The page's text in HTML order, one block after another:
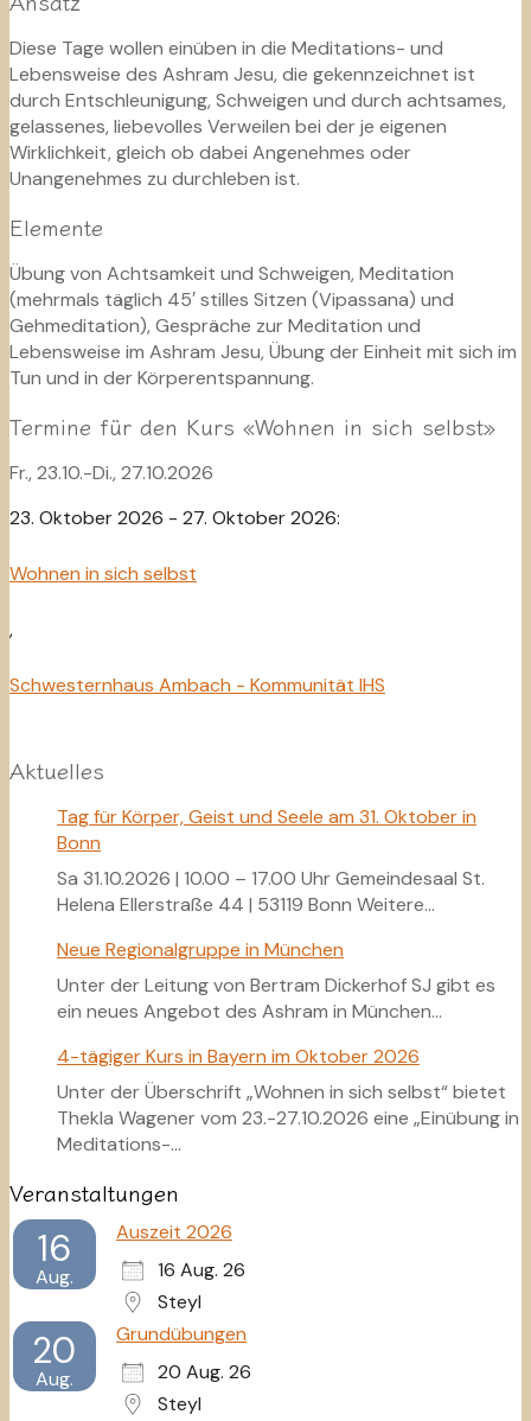
Diese Tage wollen einüben in die Meditations- und
Lebensweise des Ashram Jesu, die gekennzeichnet ist
durch Entschleunigung, Schweigen und durch achtsames,
gelassenes, liebevolles Verweilen bei der je eigenen
Wirklichkeit, gleich ob dabei Angenehmes oder
Unangenehmes zu durchleben ist.
Elemente
Übung von Achtsamkeit und Schweigen, Meditation
(mehrmals täglich 45′ stilles Sitzen (Vipassana) und
Gehmeditation), Gespräche zur Meditation und
Lebensweise im Ashram Jesu, Übung der Einheit mit sich im
Tun und in der Körperentspannung.
Termine für den Kurs «Wohnen in sich selbst»
Fr., 23.10.-Di., 27.10.2026
23. Oktober 2026 - 27. Oktober 2026:
Wohnen in sich selbst
,
Schwesternhaus Ambach - Kommunität IHS
Aktuelles
Tag für Körper, Geist und Seele am 31. Oktober in
Bonn
Sa 31.10.2026 | 10.00 – 17.00 Uhr Gemeindesaal St.
Helena Ellerstraße 44 | 53119 Bonn Weitere…
Neue Regionalgruppe in München
Unter der Leitung von Bertram Dickerhof SJ gibt es
ein neues Angebot des Ashram in München…
4-tägiger Kurs in Bayern im Oktober 2026
Unter der Überschrift „Wohnen in sich selbst“ bietet
Thekla Wagener vom 23.-27.10.2026 eine „Einübung in
Meditations-…
Veranstaltungen
16
Aug.
Auszeit 2026
16 Aug. 26
Steyl
20
Aug.
Grundübungen
20 Aug. 26
Steyl